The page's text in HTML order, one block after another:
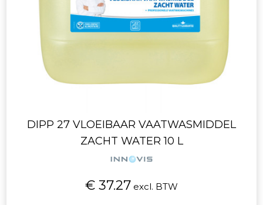
DIPP 27 VLOEIBAAR VAATWASMIDDEL
ZACHT WATER 10 L
€ 37.27 excl. BTW